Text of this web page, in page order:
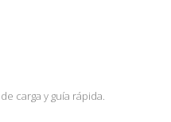
carga y guía rápida.